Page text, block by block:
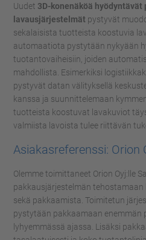
Uudet 3D-konenäköä hyödyntävät
lavausjärjestelmät pystyvät
sekalaisista tuotteista koostuvia
automaatiota pystytään nykyään
tuotantovaiheisiin, joiden
mahdollista. Esimerkiksi
pystyvät datan välityksellä
kanssa ja suunnittelemaan
tuotteista koostuvat lavakuviot
valmiista lavoista tulee riittävän
Asiakasreferenssi: Orion
Olemme toimittaneet Orion Oyj:lle
pakkausjärjestelmän
sekä pakkaamista. Toimitetun
pystytään pakkaamaan enemmän
lyhyemmässä ajassa. Lisäksi